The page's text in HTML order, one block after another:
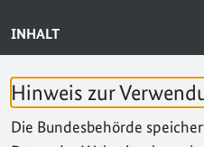
Hinweis zur
Die Bundesbehörde
INHALT
BARRIERE MELDEN
KONTAKT